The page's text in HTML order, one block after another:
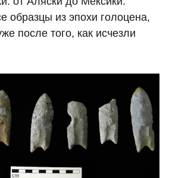
образцы из эпохи голоцена,
после того, как исчезли